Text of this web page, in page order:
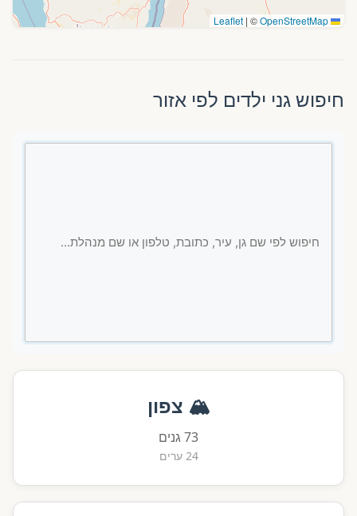
| ©OpenStreetMap
חיפוש גני ילדים לפי אזור
🏔️ צפון
73 גנים
24 ערים